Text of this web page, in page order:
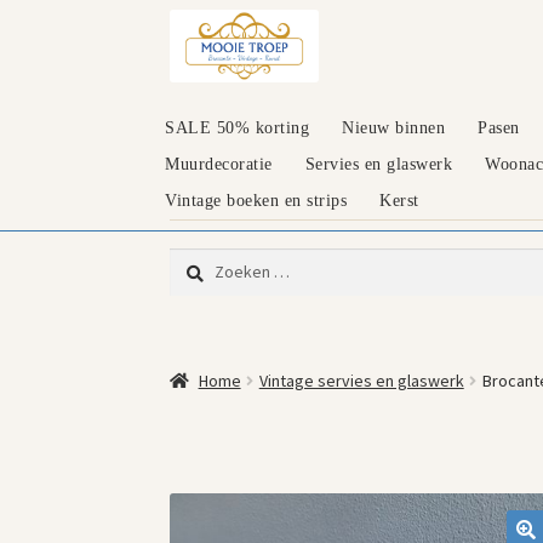
door
naar
SALE 50% korting Nieuw binnen
Pasen
Muurdecoratie
Servies en glaswerk
Vintage boeken en strips
Kerst
Zoeken
naar:
Home Vintage servies en glaswerk